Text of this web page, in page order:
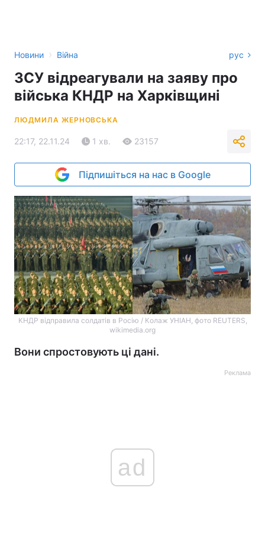
Новини › Війна рус
ЗСУ відреагували на заяву про
війська КНДР на Харківщині
ЛЮДМИЛА ЖЕРНОВСЬКА
22:17, 22.11.24 1 хв. 23157
Підпишіться на нас в Google
КНДР відправила солдатів в Росію / Колаж УНІАН, фото REUTERS,
wikimedia.org
Вони спростовують ці дані.
Реклама
ad